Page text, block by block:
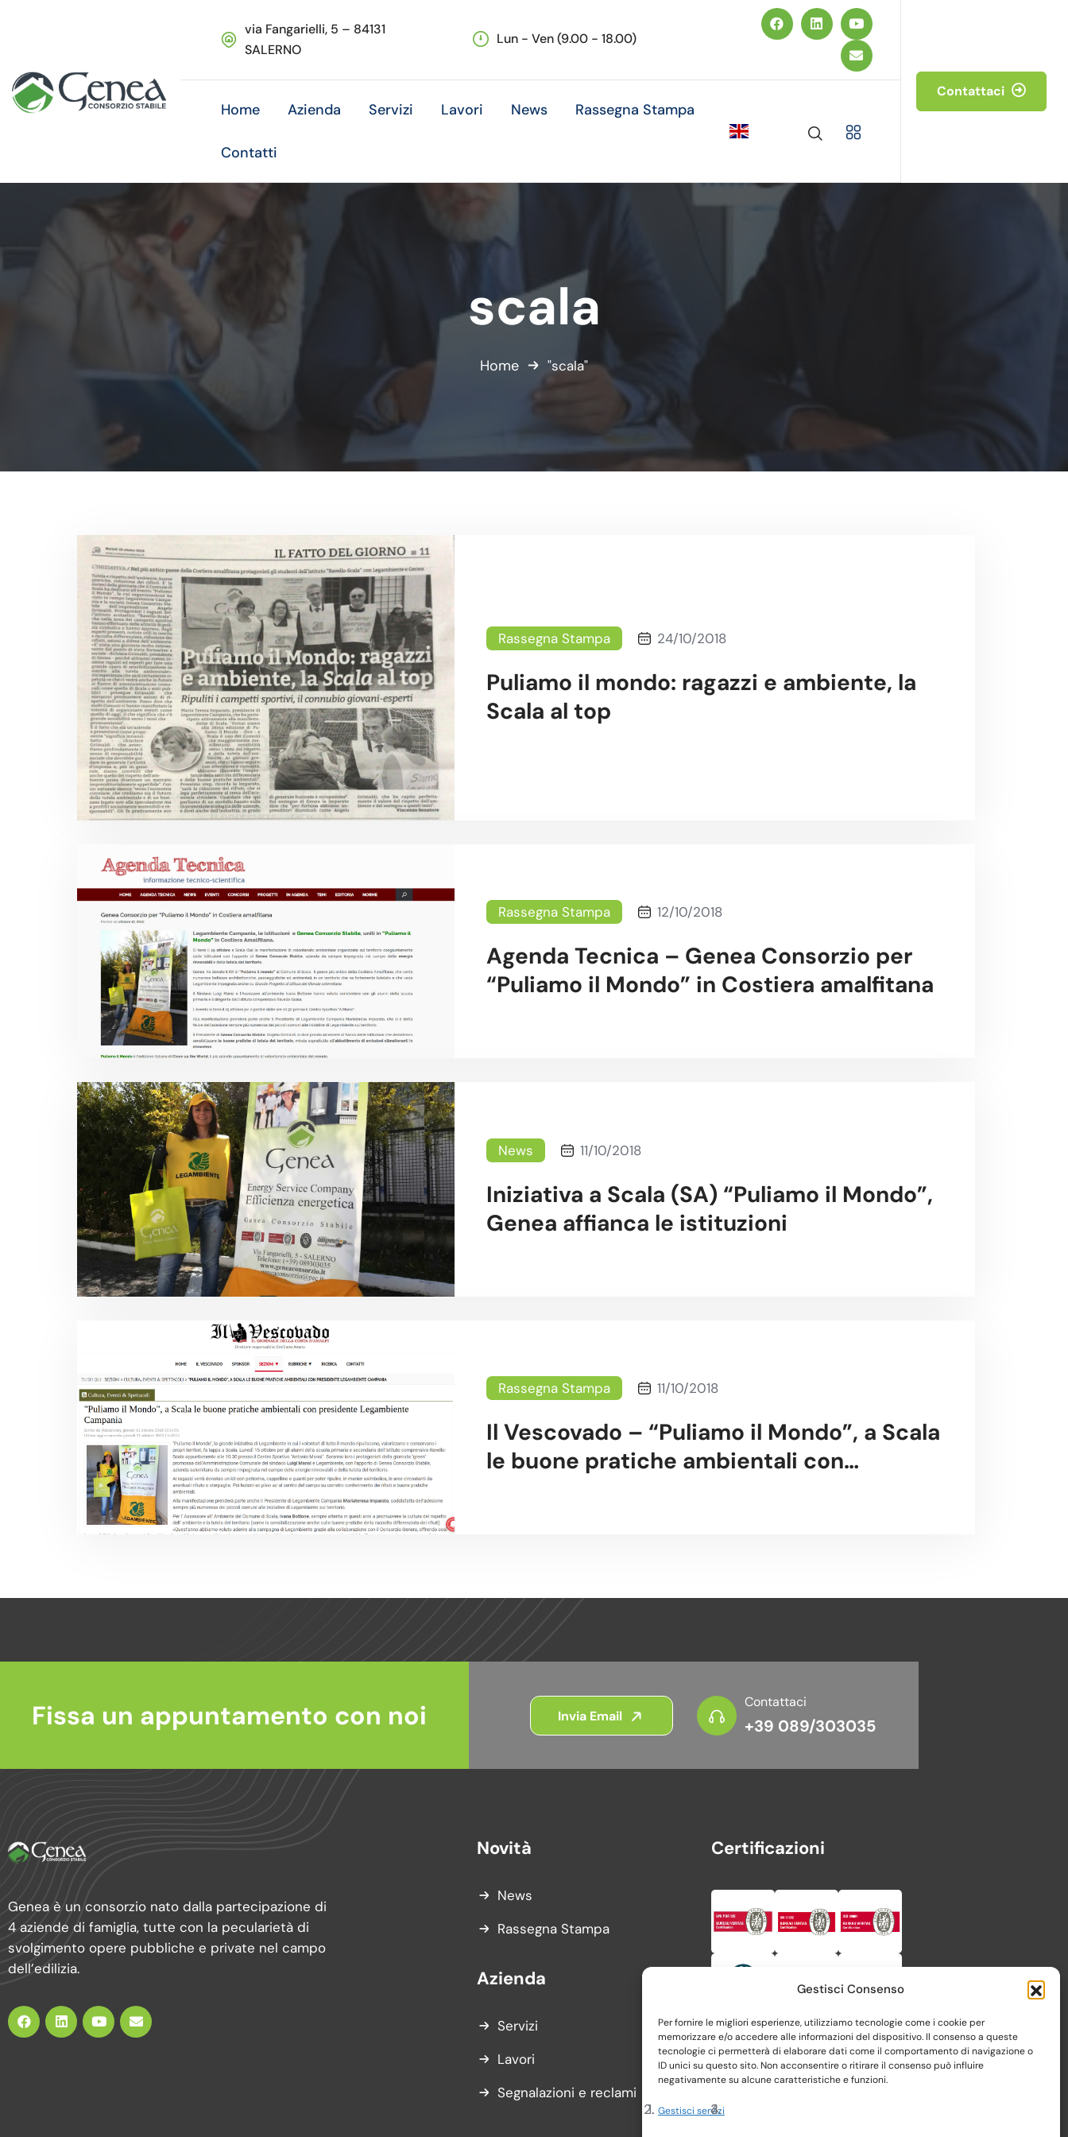
Gestisci Consenso
Per fornire le migliori esperienze, utilizziamo tecnologie come i cookie per
memorizzare e/o accedere alle informazioni del dispositivo. Il consenso a queste
tecnologie ci permetterà di elaborare dati come il comportamento di navigazione o
ID unici su questo sito. Non acconsentire o ritirare il consenso può influire
negativamente su alcune caratteristiche e funzioni.
Gestisci servizi
via Fangarielli, 5 – 84131
SALERNO
Lun - Ven (9.00 - 18.00)
Home Azienda Servizi Lavori News Rassegna Stampa
Contatti
Contattaci
scala
Home "scala"
Rassegna Stampa 24/10/2018
Puliamo il mondo: ragazzi e ambiente, la
Scala al top
Rassegna Stampa 12/10/2018
Agenda Tecnica – Genea Consorzio per
“Puliamo il Mondo” in Costiera amalfitana
News 11/10/2018
Iniziativa a Scala (SA) “Puliamo il Mondo”,
Genea affianca le istituzioni
Rassegna Stampa 11/10/2018
Il Vescovado – “Puliamo il Mondo”, a Scala
le buone pratiche ambientali con
Fissa un appuntamento con noi Invia Email
Contattaci
+39 089/303035
Genea è un consorzio nato dalla partecipazione di
4 aziende di famiglia, tutte con la pecularietà di
svolgimento opere pubbliche e private nel campo
dell’edilizia.
Novità
News
Rassegna Stampa
Azienda
Servizi
Lavori
Segnalazioni e reclami
Certificazioni